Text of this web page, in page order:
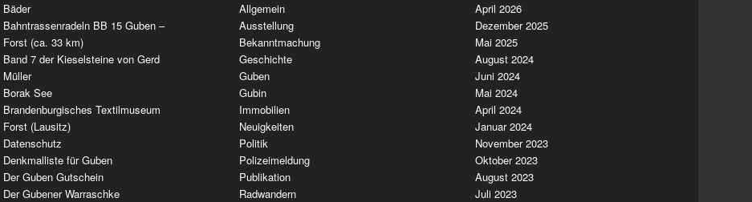
Bäder
Bahntrassenradeln BB 15 Guben –
Forst (ca. 33 km)
Band 7 der Kieselsteine von Gerd
Müller
Borak See
Brandenburgisches Textilmuseum
Forst (Lausitz)
Datenschutz
Denkmalliste für Guben
Der Guben Gutschein
Der Gubener Warraschke
Allgemein
Ausstellung
Bekanntmachung
Geschichte
Guben
Gubin
Immobilien
Neuigkeiten
Politik
Polizeimeldung
Publikation
Radwandern
April 2026
Dezember 2025
Mai 2025
August 2024
Juni 2024
Mai 2024
April 2024
Januar 2024
November 2023
Oktober 2023
August 2023
Juli 2023